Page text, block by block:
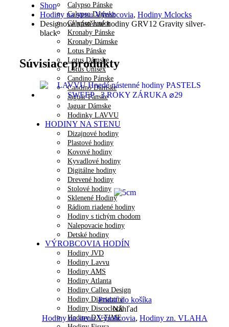
Calypso Pánske
Calypso Dámske
Calypso Junior
Kronaby Pánske
Kronaby Dámske
Lotus Pánske
Lotus Dámske
Lotus Unisex
Candino Pánske
Candino Dámske
Jaguar Pánske
Jaguar Dámske
Hodinky LAVVU
HODINY NA STENU
Dizajnové hodiny
Plastové hodiny
Kovové hodiny
Kyvadlové hodiny
Digitálne hodiny
Drevené hodiny
Stolové hodiny
Sklenené Hodiny
Rádiom riadené hodiny
Hodiny s tichým chodom
Nalepovacie hodiny
Detské hodiny
VÝROBCOVIA HODÍN
Hodiny JVD
Hodiny Lavvu
Hodiny AMS
Hodiny Atlanta
Hodiny Callea Design
Hodiny Diamantini
Hodiny Discoclock
Hodiny DX-TIME
Shop
Hodiny na stenu Výrobcovia, Hodiny Mclocks
Designové nástěnné hodiny GRV12 Gravity silver-
black
Súvisiace produkty
Pridať do košíka
Náhľad
Hodiny na stenu Výrobcovia, Hodiny zn. VLAHA